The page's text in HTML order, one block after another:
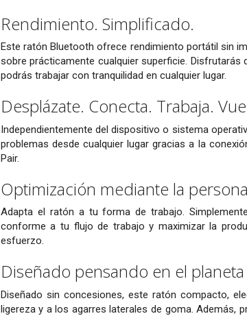
Rendimiento. Simplificado.
Este ratón Bluetooth ofrece rendimiento portátil sin
sobre prácticamente cualquier superficie.
podrás trabajar con tranquilidad en cualquier lugar.
Desplázate. Conecta. Trabaja.
Independientemente del dispositivo o sistema
problemas desde cualquier lugar gracias a la
Pair.
Optimización mediante la
Adapta el ratón a tu forma de trabajo.
conforme a tu flujo de trabajo y maximizar la
esfuerzo.
Diseñado pensando en el planeta
Diseñado sin concesiones, este ratón compacto,
ligereza y a los agarres laterales de goma. Además,